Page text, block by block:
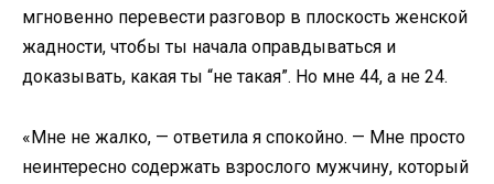
мгновенно перевести разговор в плоскость женской
жадности, чтобы ты начала оправдываться и
доказывать, какая ты “не такая”. Но мне 44, а не 24.
«Мне не жалко, — ответила я спокойно. — Мне просто
неинтересно содержать взрослого мужчину, который